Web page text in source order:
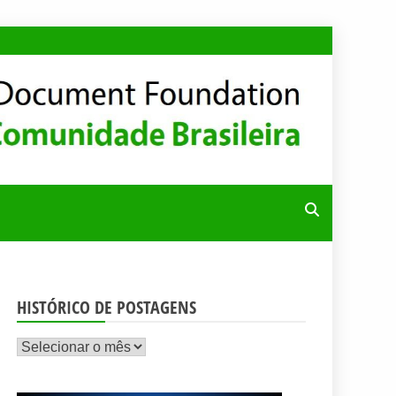
HISTÓRICO DE POSTAGENS
Histórico
postagens